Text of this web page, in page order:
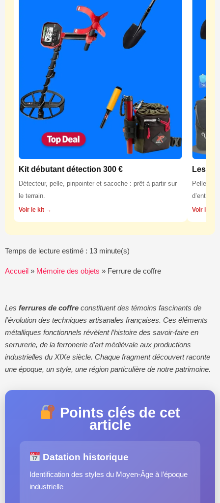
Kit débutant détection 300 €
Détecteur, pelle, pinpointer et sacoche : prêt à partir sur
le terrain.
Voir le kit →
Les
Pelles,
Voir les
Temps de lecture estimé : 13 minute(s)
Accueil » Mémoire des objets » Ferrure de coffre
Les ferrures de coffre constituent des témoins fascinants de
l’évolution des techniques artisanales françaises. Ces éléments
métalliques fonctionnels révèlent l’histoire des savoir-faire en
serrurerie, de la ferronerie d’art médiévale aux productions
industrielles du XIXe siècle. Chaque fragment découvert raconte
une époque, un style, une région particulière de notre patrimoine.
Points clés de cet
article
Datation historique
Identification des styles du Moyen-Âge à l’époque
industrielle